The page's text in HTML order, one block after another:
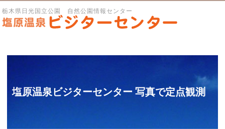
栃木県日光国立公園 自然公園情報センター
塩原温泉ビジターセンター 写真で定点観測